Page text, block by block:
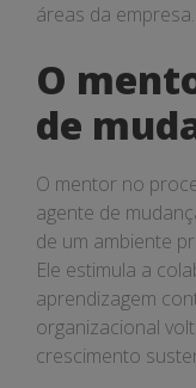
áreas da empresa.
O
de
O mentor no
agente de
de um ambiente
Ele estimula a
aprendizagem
organizacional
crescimento